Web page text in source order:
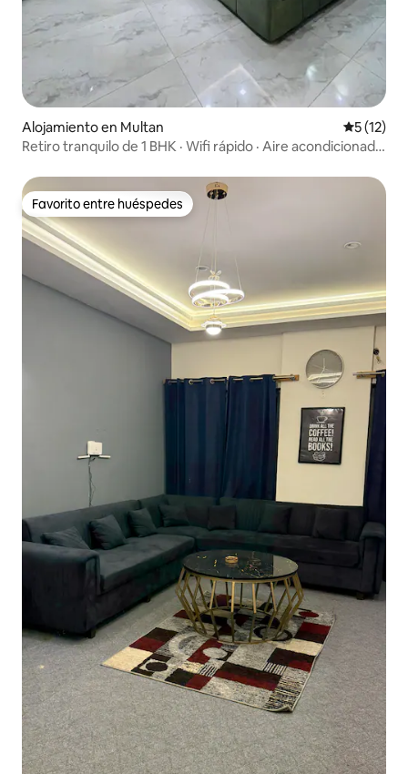
Alojamiento en Multan
5 (12)
Retiro tranquilo de 1 BHK · Wifi rápido · Aire acondicionado
Favorito entre huéspedes
Favorito entre huéspedes